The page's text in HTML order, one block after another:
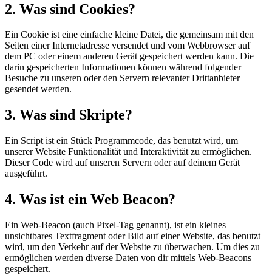
2. Was sind Cookies?
Ein Cookie ist eine einfache kleine Datei, die gemeinsam mit den
Seiten einer Internetadresse versendet und vom Webbrowser auf
dem PC oder einem anderen Gerät gespeichert werden kann. Die
darin gespeicherten Informationen können während folgender
Besuche zu unseren oder den Servern relevanter Drittanbieter
gesendet werden.
3. Was sind Skripte?
Ein Script ist ein Stück Programmcode, das benutzt wird, um
unserer Website Funktionalität und Interaktivität zu ermöglichen.
Dieser Code wird auf unseren Servern oder auf deinem Gerät
ausgeführt.
4. Was ist ein Web Beacon?
Ein Web-Beacon (auch Pixel-Tag genannt), ist ein kleines
unsichtbares Textfragment oder Bild auf einer Website, das benutzt
wird, um den Verkehr auf der Website zu überwachen. Um dies zu
ermöglichen werden diverse Daten von dir mittels Web-Beacons
gespeichert.